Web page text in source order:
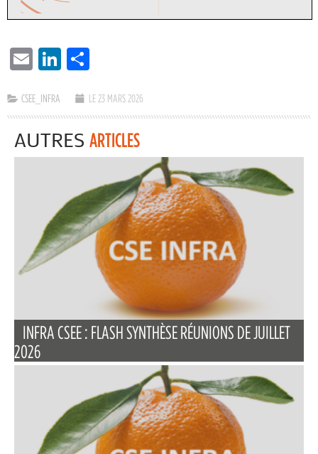
EMAIL LINKEDIN
CSEE_INFRA LE 23 MARS 2026
AUTRES ARTICLES
INFRA CSEE : FLASH SYNTHÈSE RÉUNIONS DE JUILLET
2026